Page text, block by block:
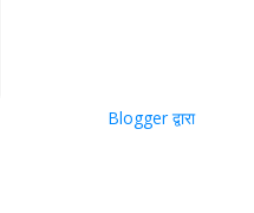
Blogger द्वारा